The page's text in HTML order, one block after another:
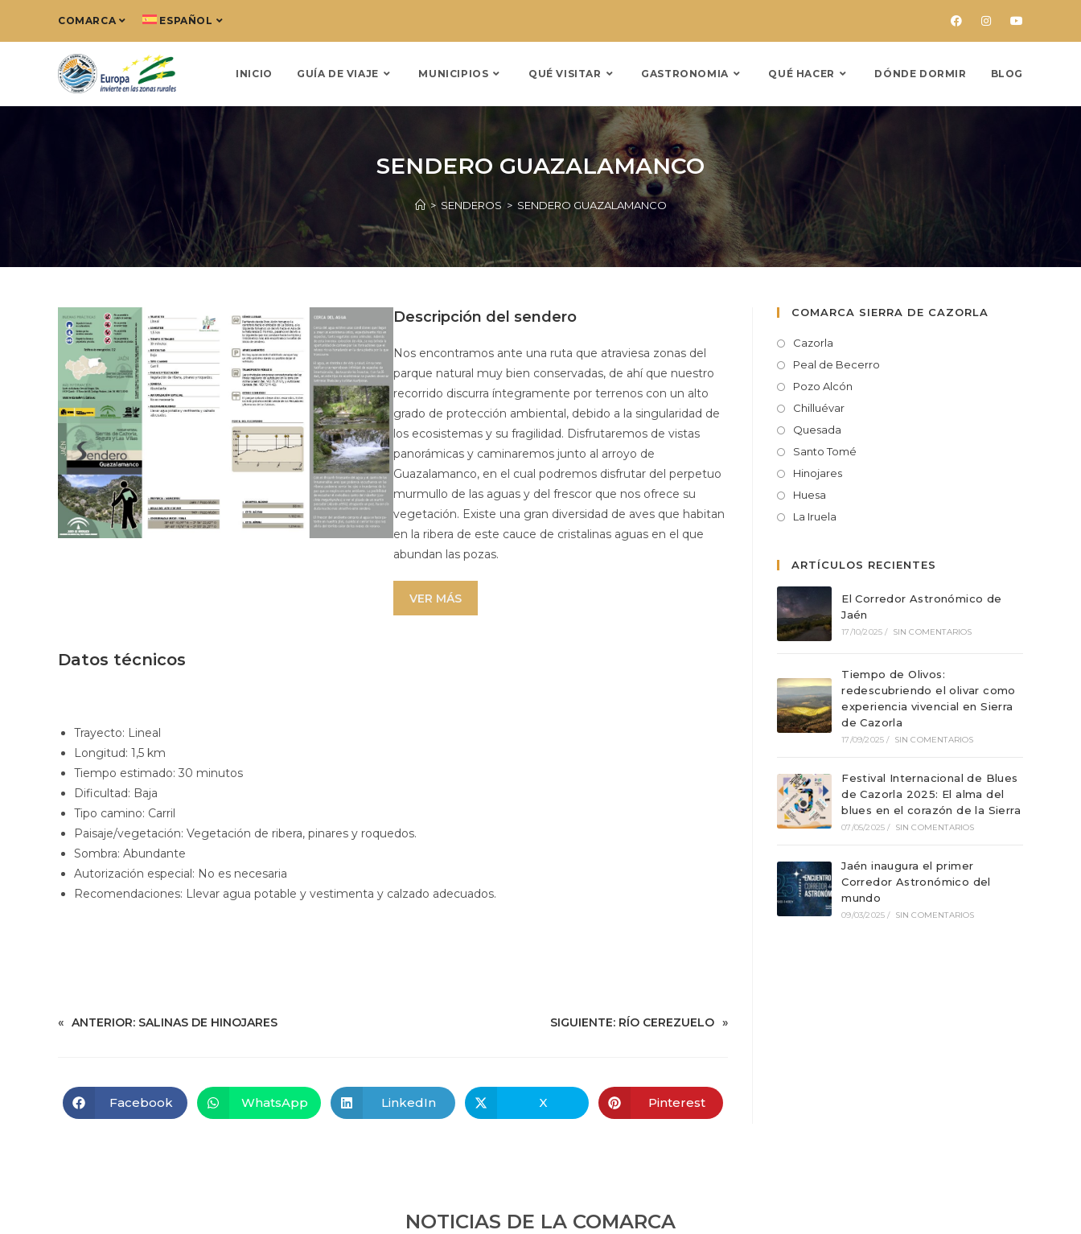
COMARCA ESPAÑOL
INICIO GUÍA DE VIAJE MUNICIPIOS QUÉ VISITAR GASTRONOMIA QUÉ HACER DÓNDE DORMIR BLOG
SENDERO GUAZALAMANCO
> SENDEROS > SENDERO GUAZALAMANCO
Descripción del sendero
Nos encontramos ante una ruta que atraviesa zonas del
parque natural muy bien conservadas, de ahí que nuestro
recorrido discurra íntegramente por terrenos con un alto
grado de protección ambiental, debido a la singularidad de
los ecosistemas y su fragilidad. Disfrutaremos de vistas
panorámicas y caminaremos junto al arroyo de
Guazalamanco, en el cual podremos disfrutar del perpetuo
murmullo de las aguas y del frescor que nos ofrece su
vegetación. Existe una gran diversidad de aves que habitan
en la ribera de este cauce de cristalinas aguas en el que
abundan las pozas.
VER MÁS
Datos técnicos
Trayecto: Lineal
Longitud: 1,5 km
Tiempo estimado: 30 minutos
Dificultad: Baja
Tipo camino: Carril
Paisaje/vegetación: Vegetación de ribera, pinares y roquedos.
Sombra: Abundante
Autorización especial: No es necesaria
Recomendaciones: Llevar agua potable y vestimenta y calzado adecuados.
« ANTERIOR: SALINAS DE HINOJARES SIGUIENTE: RÍO CEREZUELO »
Facebook WhatsApp LinkedIn X Pinterest
COMARCA SIERRA DE CAZORLA
Cazorla
Peal de Becerro
Pozo Alcón
Chilluévar
Quesada
Santo Tomé
Hinojares
Huesa
La Iruela
ARTÍCULOS RECIENTES
El Corredor Astronómico de
Jaén
17/10/2025 / SIN COMENTARIOS
Tiempo de Olivos:
redescubriendo el olivar como
experiencia vivencial en Sierra
de Cazorla
17/09/2025 / SIN COMENTARIOS
Festival Internacional de Blues
de Cazorla 2025: El alma del
blues en el corazón de la Sierra
07/05/2025 / SIN COMENTARIOS
Jaén inaugura el primer
Corredor Astronómico del
mundo
09/03/2025 / SIN COMENTARIOS
NOTICIAS DE LA COMARCA